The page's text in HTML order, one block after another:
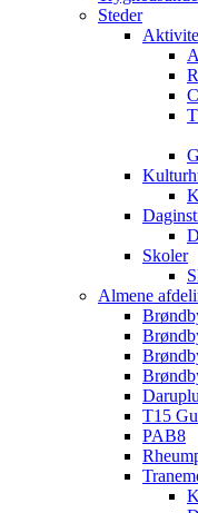
Steder
Skoler
Almene
T15
PAB8